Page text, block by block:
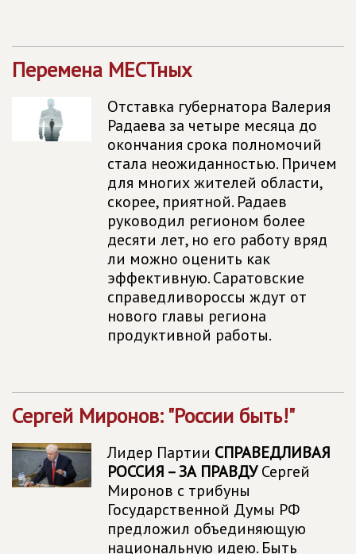
Перемена МЕСТных
Отставка губернатора Валерия
Радаева за четыре месяца до
окончания срока полномочий
стала неожиданностью. Причем
для многих жителей области,
скорее, приятной. Радаев
руководил регионом более
десяти лет, но его работу вряд
ли можно оценить как
эффективную. Саратовские
справедливороссы ждут от
нового главы региона
продуктивной работы.
Сергей Миронов: "России быть!"
Лидер Партии СПРАВЕДЛИВАЯ
РОССИЯ – ЗА ПРАВДУСергей
Миронов с трибуны
Государственной Думы РФ
предложил объединяющую
национальную идею. Быть